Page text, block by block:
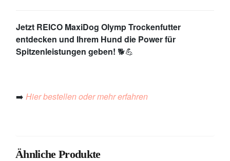
Jetzt REICO MaxiDog Olymp Trockenfutter
entdecken und Ihrem Hund die Power für
Spitzenleistungen geben! 🐕💪
➡️ Hier bestellen oder mehr erfahren
Ähnliche Produkte